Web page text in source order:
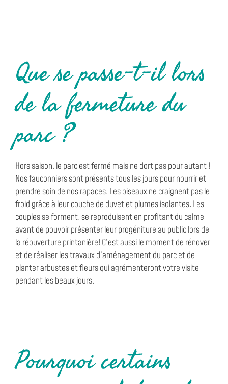
Que se passe-t-il lors
de la fermeture du
parc ?
Hors saison, le parc est fermé mais ne dort pas pour autant !
Nos fauconniers sont présents tous les jours pour nourrir et
prendre soin de nos rapaces. Les oiseaux ne craignent pas le
froid grâce à leur couche de duvet et plumes isolantes. Les
couples se forment, se reproduisent en profitant du calme
avant de pouvoir présenter leur progéniture au public lors de
la réouverture printanière! C’est aussi le moment de rénover
et de réaliser les travaux d’aménagement du parc et de
planter arbustes et fleurs qui agrémenteront votre visite
pendant les beaux jours.
Pourquoi certains